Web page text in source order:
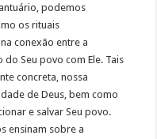
podemos
os rituais
conexão entre a
Seu povo com Ele. Tais
concreta, nossa
de Deus, bem como
e salvar Seu povo.
ensinam sobre a